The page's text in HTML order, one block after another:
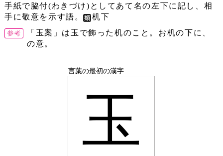
手紙で脇付(わきづけ)としてあて名の左下に記し、相
手に敬意を示す語。
机下
「玉案」は玉で飾った机のこと。お机の下に、
の意。
言葉の最初の漢字
玉